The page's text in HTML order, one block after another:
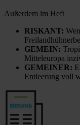
Außerdem im Heft
RISKANT:
GEMEIN:
Mitteleuropa
GEMEINER:
Entleerung voll